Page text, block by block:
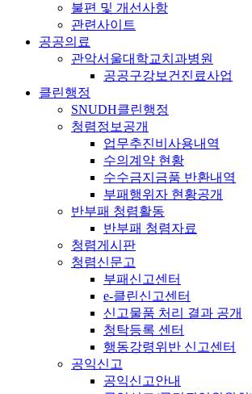
불편 및 개선사항
관련사이트
공공의료
관악서울대학교치과병원
공공구강보건진료사업
클린행정
SNUDH클린행정
청렴정보공개
업무추진비사용내역
수의계약 현황
수수금지금품 반환내역
부패행위자 현황공개
반부패 청렴활동
반부패 청렴자료
청렴게시판
청렴신문고
부패신고센터
e-클린신고센터
신고물품 처리 결과 공개
청탁등록 센터
행동강령위반 신고센터
공익신고
공익신고안내